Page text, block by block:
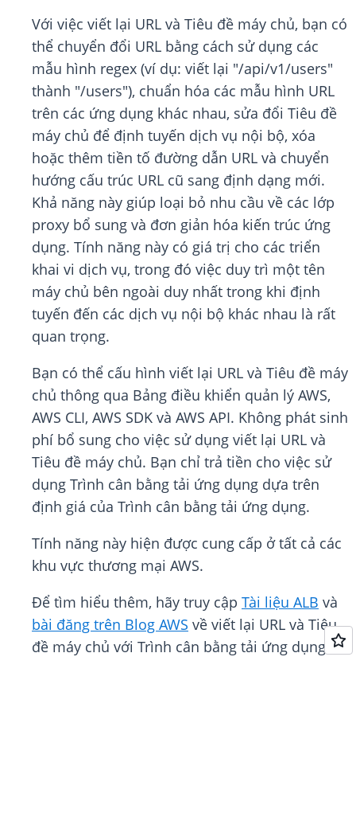
Với việc viết lại URL và Tiêu đề máy chủ, bạn có
thể chuyển đổi URL bằng cách sử dụng các
mẫu hình regex (ví dụ: viết lại "/api/v1/users"
thành "/users"), chuẩn hóa các mẫu hình URL
trên các ứng dụng khác nhau, sửa đổi Tiêu đề
máy chủ để định tuyến dịch vụ nội bộ, xóa
hoặc thêm tiền tố đường dẫn URL và chuyển
hướng cấu trúc URL cũ sang định dạng mới.
Khả năng này giúp loại bỏ nhu cầu về các lớp
proxy bổ sung và đơn giản hóa kiến trúc ứng
dụng. Tính năng này có giá trị cho các triển
khai vi dịch vụ, trong đó việc duy trì một tên
máy chủ bên ngoài duy nhất trong khi định
tuyến đến các dịch vụ nội bộ khác nhau là rất
quan trọng.
Bạn có thể cấu hình viết lại URL và Tiêu đề máy
chủ thông qua Bảng điều khiển quản lý AWS,
AWS CLI, AWS SDK và AWS API. Không phát sinh
phí bổ sung cho việc sử dụng viết lại URL và
Tiêu đề máy chủ. Bạn chỉ trả tiền cho việc sử
dụng Trình cân bằng tải ứng dụng dựa trên
định giá của Trình cân bằng tải ứng dụng.
Tính năng này hiện được cung cấp ở tất cả các
khu vực thương mại AWS.
Để tìm hiểu thêm, hãy truy cập Tài liệu ALB và
bài đăng trên Blog AWS về viết lại URL và Tiêu
đề máy chủ với Trình cân bằng tải ứng dụng.